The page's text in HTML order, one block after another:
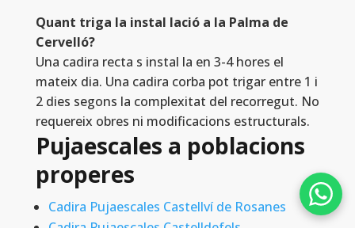
Quant triga la instal lació a la Palma de
Cervelló?
Una cadira recta s instal la en 3-4 hores el
mateix dia. Una cadira corba pot trigar entre 1 i
2 dies segons la complexitat del recorregut. No
requereix obres ni modificacions estructurals.
Pujaescales a poblacions
properes
Cadira Pujaescales Castellví de Rosanes